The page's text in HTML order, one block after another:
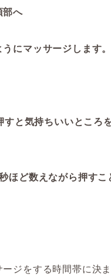
部へ
にマッサージします。
すと気持ちいいところ
ほど数えながら押す
ジをする時間帯に決